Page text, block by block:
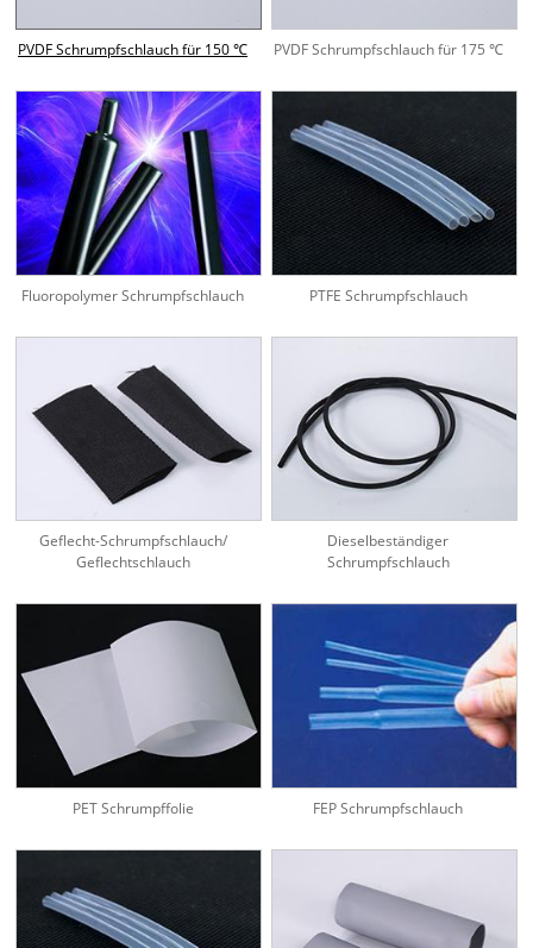
PVDF Schrumpfschlauch für 150 ℃ PVDF Schrumpfschlauch für 175 ℃
Fluoropolymer Schrumpfschlauch PTFE Schrumpfschlauch
Geflecht-Schrumpfschlauch/
Geflechtschlauch
Dieselbeständiger
Schrumpfschlauch
PET Schrumpffolie FEP Schrumpfschlauch